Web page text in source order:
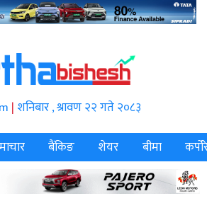
| शनिबार , श्रावण २२ गते २०८३
बैंकिङ शेयर बीमा